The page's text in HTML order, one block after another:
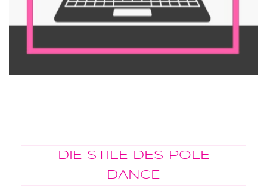
DIE STILE DES POLE
DANCE